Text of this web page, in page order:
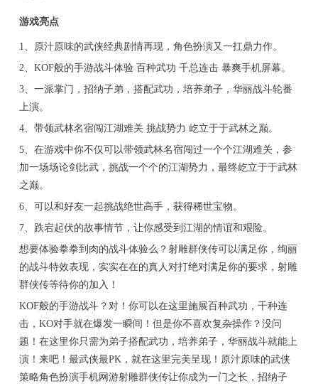
游戏亮点
1、原汁原味的武侠经典剧情再现，角色扮演又一扛鼎力作。
2、KOF般的手游战斗体验 百种武功 千总连击 暴爽手机屏幕。
3、一派掌门，招纳子弟，搭配武功，培养弟子，华丽战斗轮番
上演。
4、带领武林名宿闯江湖难关 挑战势力 屹立于于武林之巅。
5、在游戏中你不仅可以带领武林名宿闯过一个个江湖难关，参
加一场场论剑比武，挑战一个个的江湖势力，最终屹立于于武林
之巅。
6、可以和好友一起挑战绝世高手，获得稀世宝物。
7、跌宕起伏的故事情节，让你感受到江湖的情谊和艰险。
想要体验拳拳到肉的战斗体验么？射雕群侠传可以满足你，绚丽
的战斗特效表现，实实在在的真人对打绝对满足你的要求，射雕
群侠传等待你的加入！
KOF般的手游战斗？对！你可以在这里施展百种武功，千种连
击，KO对手就在爆发一瞬间！但是你不喜欢复杂操作？没问
题！在这里你只需为弟子搭配武功，培养弟子，华丽战斗就能上
演！来吧！最武侠最PK，就在这里完美呈现！原汁原味的武侠
策略角色扮演手机网游射雕群侠传让你成为一门之长，招纳子